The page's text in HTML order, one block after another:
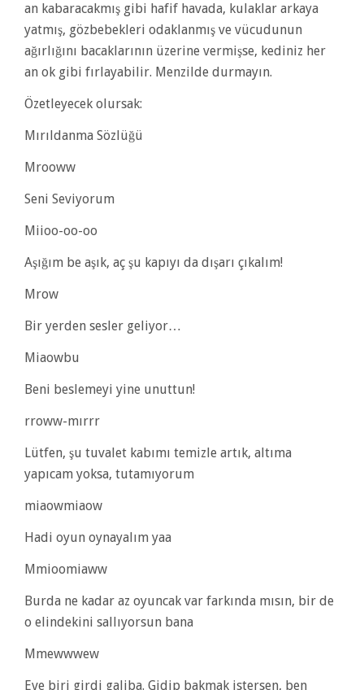
an kabaracakmış gibi hafif havada, kulaklar arkaya
yatmış, gözbebekleri odaklanmış ve vücudunun
ağırlığını bacaklarının üzerine vermişse, kediniz her
an ok gibi fırlayabilir. Menzilde durmayın.
Özetleyecek olursak:
Mırıldanma Sözlüğü
Mrooww
Seni Seviyorum
Miioo-oo-oo
Aşığım be aşık, aç şu kapıyı da dışarı çıkalım!
Mrow
Bir yerden sesler geliyor…
Miaowbu
Beni beslemeyi yine unuttun!
rroww-mırrr
Lütfen, şu tuvalet kabımı temizle artık, altıma
yapıcam yoksa, tutamıyorum
miaowmiaow
Hadi oyun oynayalım yaa
Mmioomiaww
Burda ne kadar az oyuncak var farkında mısın, bir de
o elindekini sallıyorsun bana
Mmewwwew
Eve biri girdi galiba. Gidip bakmak istersen, ben